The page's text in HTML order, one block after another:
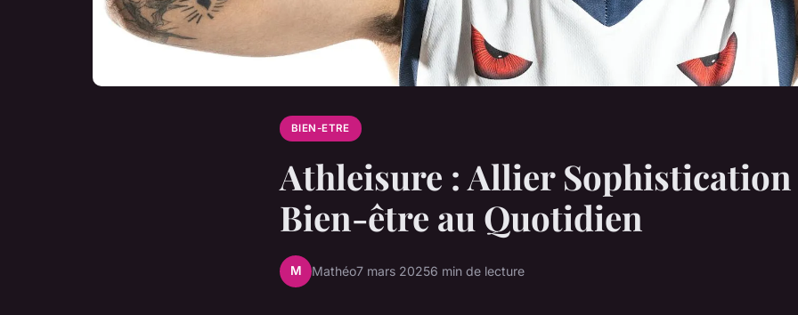
BIEN-ETRE
Athleisure : Allier
Bien-être au Quotidien
M Mathéo7 mars 20256 min de lecture